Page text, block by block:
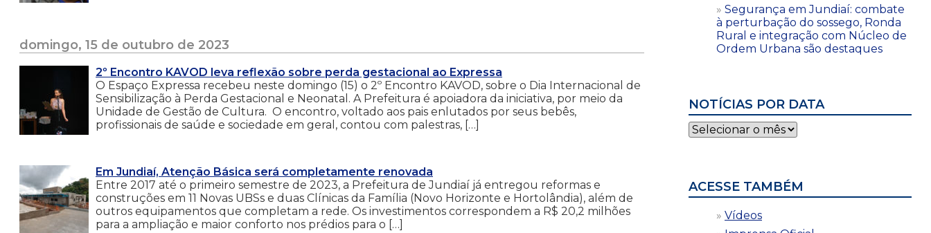
domingo, 15 de outubro de 2023
2º Encontro KAVOD leva reflexão sobre perda gestacional ao Expressa
O Espaço Expressa recebeu neste domingo (15) o 2º Encontro KAVOD, sobre o Dia Internacional de
Sensibilização à Perda Gestacional e Neonatal. A Prefeitura é apoiadora da iniciativa, por meio da
Unidade de Gestão de Cultura. O encontro, voltado aos pais enlutados por seus bebês,
profissionais de saúde e sociedade em geral, contou com palestras, […]
Em Jundiaí, Atenção Básica será completamente renovada
Entre 2017 até o primeiro semestre de 2023, a Prefeitura de Jundiaí já entregou reformas e
construções em 11 Novas UBSs e duas Clínicas da Família (Novo Horizonte e Hortolândia), além de
outros equipamentos que completam a rede. Os investimentos correspondem a R$ 20,2 milhões
para a ampliação e maior conforto nos prédios para o […]
Segurança em Jundiaí: combate
à perturbação do sossego, Ronda
Rural e integração com Núcleo de
Ordem Urbana são destaques
NOTÍCIAS POR DATA
Notícias
por
ACESSE TAMBÉM
Vídeos